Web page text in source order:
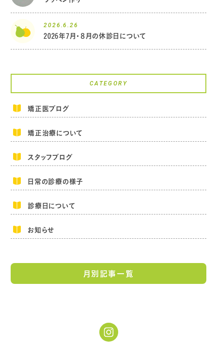
2026.6.26
2026年7月・８月の休診日について
CATEGORY
矯正医ブログ
矯正治療について
スタッフブログ
日常の診療の様子
診療日について
お知らせ
月別記事一覧